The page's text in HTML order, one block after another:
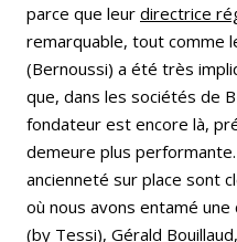
parce que leur directrice
remarquable, tout comme
(Bernoussi) a été très
que, dans les sociétés de
fondateur est encore là,
demeure plus
ancienneté sur place sont
où nous avons entamé une
(by Tessi), Gérald